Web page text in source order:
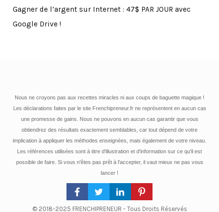
Gagner de l’argent sur Internet : 47$ PAR JOUR avec
Google Drive !
Nous ne croyons pas aux recettes miracles ni aux coups de baguette magique !
Les déclarations faites par le site Frenchipreneur.fr ne représentent en aucun cas
une promesse de gains. Nous ne pouvons en aucun cas garantir que vous
obtiendrez des résultats exactement semblables, car tout dépend de votre
implication à appliquer les méthodes enseignées, mais également de votre niveau.
Les références utilisées sont à titre d'illustration et d'information sur ce qu'il est
possible de faire. Si vous n'êtes pas prêt à l'accepter, il vaut mieux ne pas vous
lancer !
© 2018-2025 FRENCHIPRENEUR - Tous Droits Réservés